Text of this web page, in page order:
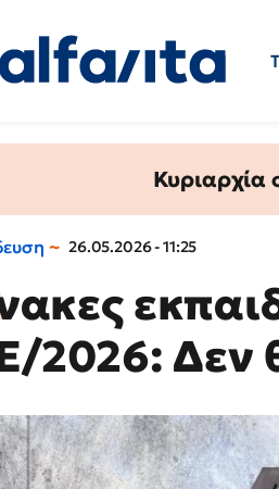
Κυριαρχία
26.05.2026 - 11:25
2026: Δεν